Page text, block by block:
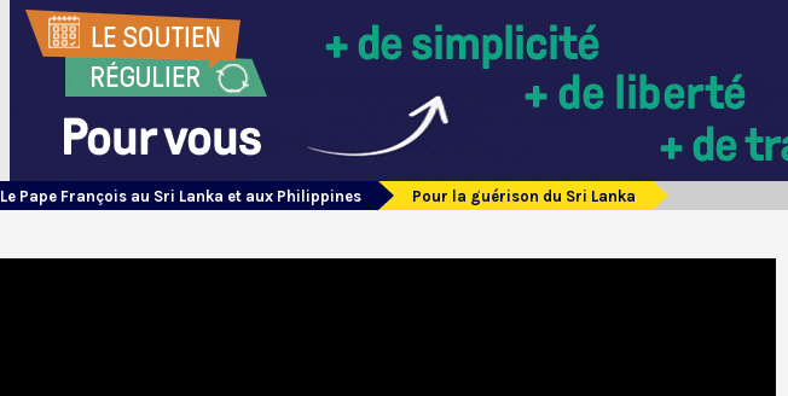
Le Pape François au Sri Lanka et aux Philippines Pour la guérison du Sri Lanka